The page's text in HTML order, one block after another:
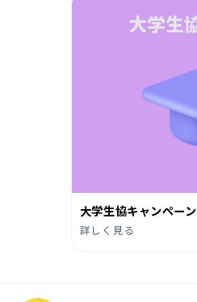
大学生協キャンペーン
詳しく見る